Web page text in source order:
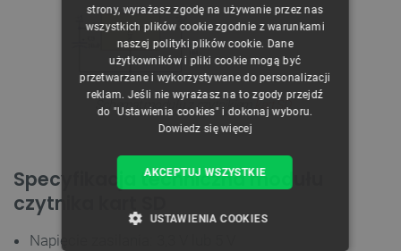
Schemat modułu z czytnikiem kart SD
Specyfikacja techniczna modułu
czytnika kart SD
Napięcie zasilania: 3,3 V lub 5 V
ENGLISH
GERMAN
strony, wyrażasz zgodę na używanie przez nas
wszystkich plików cookie zgodnie z warunkami
naszej polityki plików cookie. Dane
użytkowników i pliki cookie mogą być
przetwarzane i wykorzystywane do personalizacji
reklam. Jeśli nie wyrażasz na to zgody przejdź
do "Ustawienia cookies" i dokonaj wyboru.
Dowiedz się więcej
AKCEPTUJ WSZYSTKIE
USTAWIENIA COOKIES